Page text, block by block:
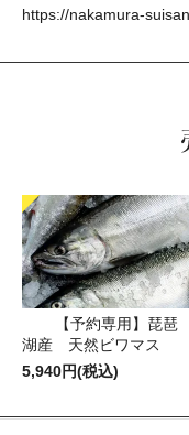
https://nakamura-
【予約専用】琵琶
湖産 天然ビワマス
5,940円(税込)